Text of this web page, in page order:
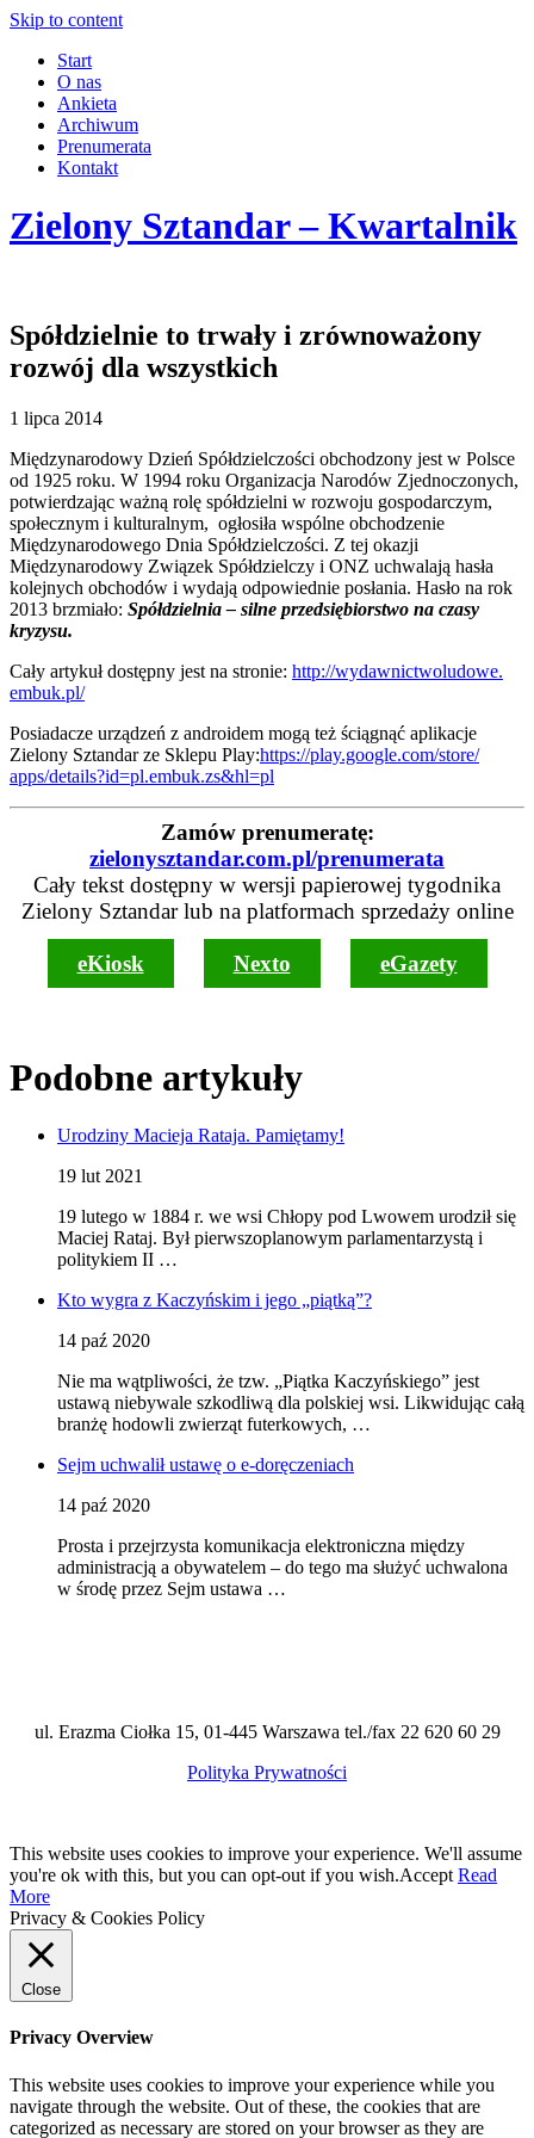
Skip to content
Start
O nas
Ankieta
Archiwum
Prenumerata
Kontakt
Zielony Sztandar – Kwartalnik
Spółdzielnie to trwały i zrównoważony
rozwój dla wszystkich
1 lipca 2014
Międzynarodowy Dzień Spółdzielczości obchodzony jest w Polsce
od 1925 roku. W 1994 roku Organizacja Narodów Zjednoczonych,
potwierdzając ważną rolę spółdzielni w rozwoju gospodarczym,
społecznym i kulturalnym, ogłosiła wspólne obchodzenie
Międzynarodowego Dnia Spółdzielczości. Z tej okazji
Międzynarodowy Związek Spółdzielczy i ONZ uchwalają hasła
kolejnych obchodów i wydają odpowiednie posłania. Hasło na rok
2013 brzmiało: Spółdzielnia – silne przedsiębiorstwo na czasy
kryzysu.
Cały artykuł dostępny jest na stronie: http://wydawnictwoludowe.
embuk.pl/
Posiadacze urządzeń z androidem mogą też ściągnąć aplikacje
Zielony Sztandar ze Sklepu Play:https://play.google.com/store/
apps/details?id=pl.embuk.zs&hl=pl
Zamów prenumeratę:
zielonysztandar.com.pl/prenumerata
Cały tekst dostępny w wersji papierowej tygodnika
Zielony Sztandar lub na platformach sprzedaży online
eKiosk Nexto eGazety
Podobne artykuły
Urodziny Macieja Rataja. Pamiętamy!
19 lut 2021
19 lutego w 1884 r. we wsi Chłopy pod Lwowem urodził się
Maciej Rataj. Był pierwszoplanowym parlamentarzystą i
politykiem II …
Kto wygra z Kaczyńskim i jego „piątką”?
14 paź 2020
Nie ma wątpliwości, że tzw. „Piątka Kaczyńskiego” jest
ustawą niebywale szkodliwą dla polskiej wsi. Likwidując całą
branżę hodowli zwierząt futerkowych, …
Sejm uchwalił ustawę o e-doręczeniach
14 paź 2020
Prosta i przejrzysta komunikacja elektroniczna między
administracją a obywatelem – do tego ma służyć uchwalona
w środę przez Sejm ustawa …
ul. Erazma Ciołka 15, 01-445 Warszawa tel./fax 22 620 60 29
Polityka Prywatności
This website uses cookies to improve your experience. We'll assume
you're ok with this, but you can opt-out if you wish.Accept Read
More
Privacy & Cookies Policy
Close
Privacy Overview
This website uses cookies to improve your experience while you
navigate through the website. Out of these, the cookies that are
categorized as necessary are stored on your browser as they are